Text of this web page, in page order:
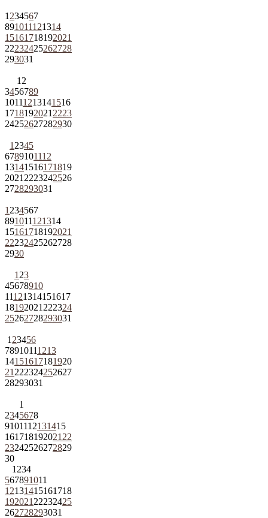
1 234567
891011121314
15161718192021
22232425262728
293031
1 2
3456789
10111213141516
1718192021 2223
24252627282930
1 2345
6789101112
13141516171819
2021 2223242526
2728293031
1 234567
891011121314
15161718192021
22232425262728
2930
1 23
45678910
11121314151617
18192021 222324
25262728293031
1 23456
78910111213
14151617181920
21 222324252627
28293031
1
2345678
9101112131415
161718192021 22
23242526272829
30
1 234
567891011
12131415161718
192021 22232425
262728293031